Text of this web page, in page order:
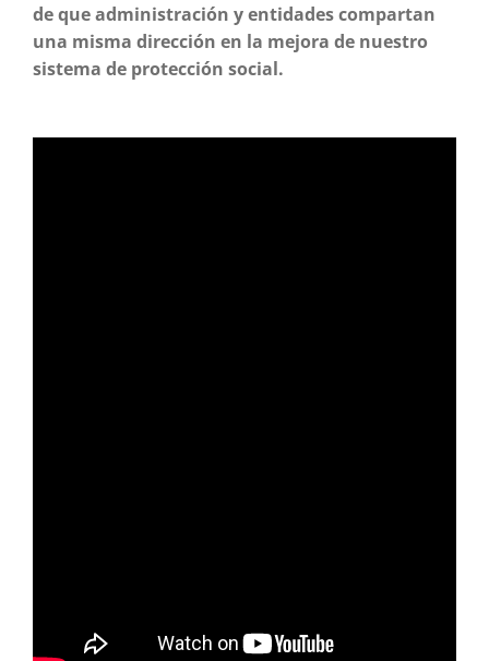
de que administración y entidades compartan
una misma dirección en la mejora de nuestro
sistema de protección social.